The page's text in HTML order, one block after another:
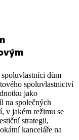
dům
spoluvlastnictví
jako
na společných
v jakém režimu se
strategii,
kanceláře na